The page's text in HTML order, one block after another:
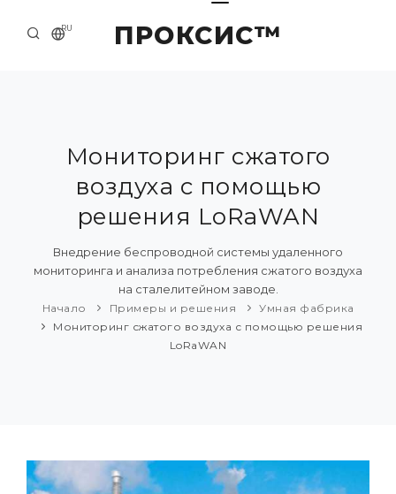
ПРОКСИС™
RU
О КОМПАНИИ
ПРИМЕРЫ И РЕШЕНИЯ
КАТАЛОГ ПРОДУКЦИИ
ПРЕСС-ЦЕНТР
Мониторинг сжатого
воздуха с помощью
решения LoRaWAN
Внедрение беспроводной системы удаленного
мониторинга и анализа потребления сжатого воздуха
на сталелитейном заводе.
Начало Примеры и решения
Умная фабрика
Мониторинг сжатого воздуха с помощью решения
LoRaWAN